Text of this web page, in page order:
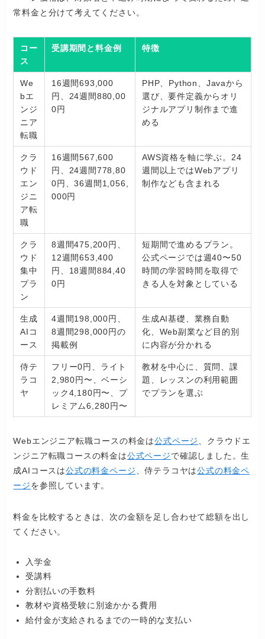
常料金と分けて考えてください。
コー
ス
受講期間と料金例 特徴
We
bエ
ンジ
ニア
転職
16週間693,000
円、24週間880,00
0円
PHP、Python、Javaから
選び、要件定義からオリ
ジナルアプリ制作まで進
める
クラ
ウド
エン
ジニ
ア転
職
16週間567,600
円、24週間778,80
0円、36週間1,056,
000円
AWS資格を軸に学ぶ。24
週間以上ではWebアプリ
制作なども含まれる
クラ
ウド
集中
プラ
ン
8週間475,200円、
12週間653,400
円、18週間884,40
0円
短期間で進めるプラン。
公式ページでは週40〜50
時間の学習時間を取得で
きる人を対象としている
生成
AIコ
ース
4週間198,000円、
8週間298,000円の
掲載例
生成AI基礎、業務自動
化、Web副業など目的別
に内容が分かれる
侍テ
ラコ
ヤ
フリー0円、ライト
2,980円〜、ベーシ
ック4,180円〜、プ
レミアム6,280円〜
教材を中心に、質問、課
題、レッスンの利用範囲
でプランを選ぶ
Webエンジニア転職コースの料金は公式ページ
、クラウドエ
ンジニア転職コースの料金は公式ページで確認しました。生
成AIコースは公式の料金ページ 、侍テラコヤは公式の料金ペ
ージを参照しています。
料金を比較するときは、次の金額を足し合わせて総額を出し
てください。
入学金
受講料
分割払いの手数料
教材や資格受験に別途かかる費用
給付金が支給されるまでの一時的な支払い